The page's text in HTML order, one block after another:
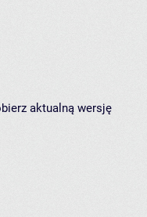
aktualną wersję